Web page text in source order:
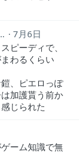
7月6日
ピーディで、
わるくらい
、ピエロっぽ
加護貰う前か
じられた
ーム知識で無